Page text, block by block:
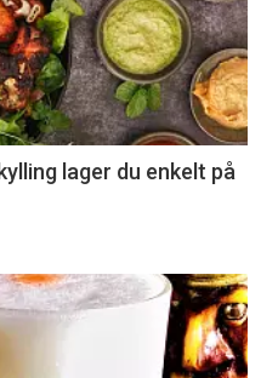
lager du enkelt på